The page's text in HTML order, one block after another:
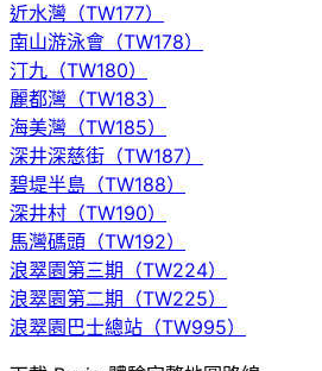
近水灣（TW177）
南山游泳會（TW178）
汀九（TW180）
麗都灣（TW183）
海美灣（TW185）
深井深慈街（TW187）
碧堤半島（TW188）
深井村（TW190）
馬灣碼頭（TW192）
浪翠園第三期（TW224）
浪翠園第二期（TW225）
浪翠園巴士總站（TW995）